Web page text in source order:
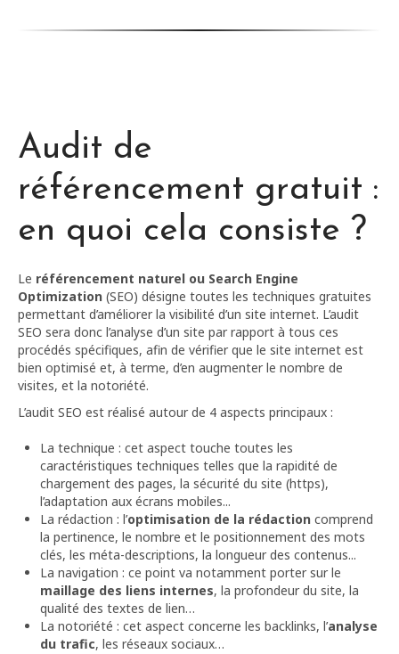
Audit de
référencement gratuit :
en quoi cela consiste ?
Le référencement naturel ou Search Engine
Optimization (SEO) désigne toutes les techniques gratuites
permettant d’améliorer la visibilité d’un site internet. L’audit
SEO sera donc l’analyse d’un site par rapport à tous ces
procédés spécifiques, afin de vérifier que le site internet est
bien optimisé et, à terme, d’en augmenter le nombre de
visites, et la notoriété.
L’audit SEO est réalisé autour de 4 aspects principaux :
La technique : cet aspect touche toutes les
caractéristiques techniques telles que la rapidité de
chargement des pages, la sécurité du site (https),
l’adaptation aux écrans mobiles...
La rédaction : l’optimisation de la rédaction comprend
la pertinence, le nombre et le positionnement des mots
clés, les méta-descriptions, la longueur des contenus...
La navigation : ce point va notamment porter sur le
maillage des liens internes, la profondeur du site, la
qualité des textes de lien…
La notoriété : cet aspect concerne les backlinks, l’analyse
du trafic, les réseaux sociaux…